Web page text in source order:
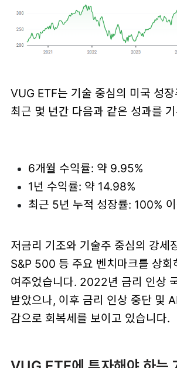
VUG ETF는 기술 중심의 미국 성
최근 몇 년간 다음과 같은 성과를
6개월 수익률: 약 9.95%
1년 수익률: 약 14.98%
최근 5년 누적 성장률: 100%
저금리 기조와 기술주 중심의 강세
S&P 500 등 주요 벤치마크를 상회
여주었습니다. 2022년 금리 인상
받았으나, 이후 금리 인상 중단 및
감으로 회복세를 보이고 있습니다.